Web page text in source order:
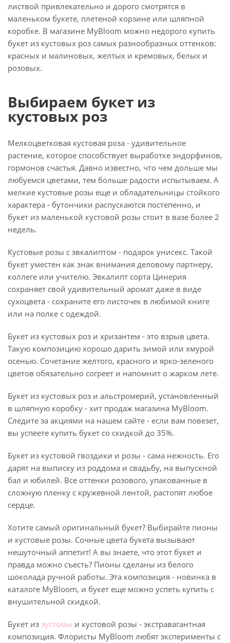
листвой привлекательно и дорого смотрятся в
маленьком букете, плетеной корзине или шляпной
коробке. В магазине MyBloom можно недорого купить
букет из кустовых роз самых разнообразных оттенков:
красных и малиновых, желтых и кремовых, белых и
розовых.
Выбираем букет из
кустовых роз
Мелкоцветковая кустовая роза - удивительное
растение, которое способствует выработке эндорфинов,
гормонов счастья. Давно известно, что чем дольше мы
любуемся цветами, тем больше радости испытываем. А
мелкие кустовые розы еще и обладательницы стойкого
характера - бутончики распускаются постепенно, и
букет из маленькой кустовой розы стоит в вазе более 2
недель.
Кустовые розы с эвкалиптом - подарок унисекс. Такой
букет уместен как знак внимания деловому партнеру,
коллеге или учителю. Эвкалипт сорта Цинерия
сохраняет свой удивительный аромат даже в виде
сухоцвета - сохраните его листочек в любимой книге
или на полке с одеждой.
Букет из кустовых роз и хризантем - это взрыв цвета.
Такую композицию хорошо дарить зимой или хмурой
осенью. Сочетание желтого, красного и ярко-зеленого
цветов обязательно согреет и напомнит о жарком лете.
Букет из кустовых роз и альстромерий, установленный
в шляпную коробку - хит продаж магазина MyBloom.
Следите за акциями на нашем сайте - если вам повезет,
вы успеете купить букет со скидкой до 35%.
Букет из кустовой гвоздики и розы - сама нежность. Его
дарят на выписку из роддома и свадьбу, на выпускной
бал и юбилей. Все оттенки розового, упакованные в
сложную пленку с кружевной лентой, растопят любое
сердце.
Хотите самый оригинальный букет? Выбирайте пионы
и кустовые розы. Сочные цвета букета вызывают
нешуточный аппетит! А вы знаете, что этот букет и
правда можно съесть? Пионы сделаны из белого
шоколада ручной работы. Эта композиция - новинка в
каталоге MyBloom, и букет еще можно успеть купить с
внушительной скидкой.
Букет из эустомы и кустовой розы - экстравагантная
композиция. Флористы MyBloom любят эксперименты с